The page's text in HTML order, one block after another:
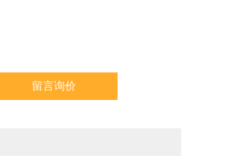
留言询价